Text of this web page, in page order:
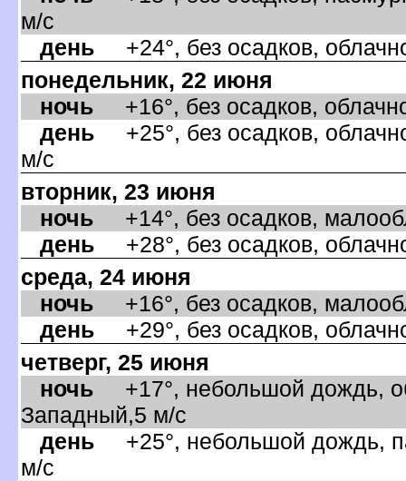
м/с
день +24°, без осадков,
понедельник, 22 июня
ночь +16°, без осадков,
день +25°, без осадков,
м/с
торник, 23 июня
ночь +14°, без осадков,
день +28°, без осадков,
среда, 24 июня
ночь +16°, без осадков,
день +29°, без осадков,
четверг, 25 июня
ночь +17°, небольшой дождь,
Западный,5 м/с
день +25°, небольшой дождь,
м/с